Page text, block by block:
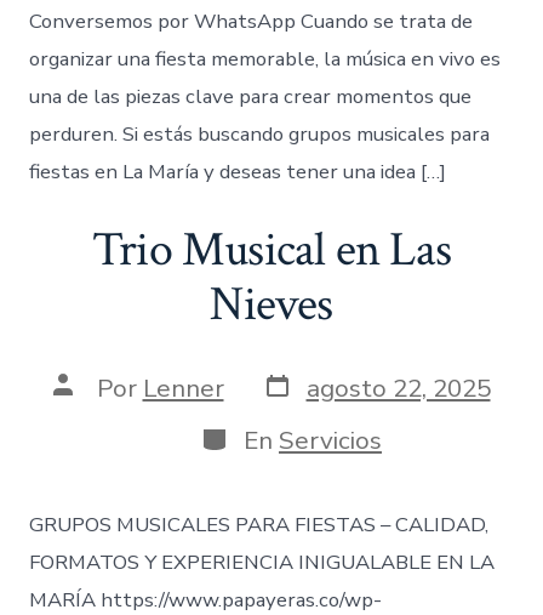
Conversemos por WhatsApp Cuando se trata de
organizar una fiesta memorable, la música en vivo es
una de las piezas clave para crear momentos que
perduren. Si estás buscando grupos musicales para
fiestas en La María y deseas tener una idea […]
Trio Musical en Las
Nieves
AutorPor Lenner Fecha
de
publicación
agosto 22, 2025
Categorías
En Servicios
GRUPOS MUSICALES PARA FIESTAS – CALIDAD,
FORMATOS Y EXPERIENCIA INIGUALABLE EN LA
MARÍA https://www.papayeras.co/wp-